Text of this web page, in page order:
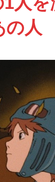
の人